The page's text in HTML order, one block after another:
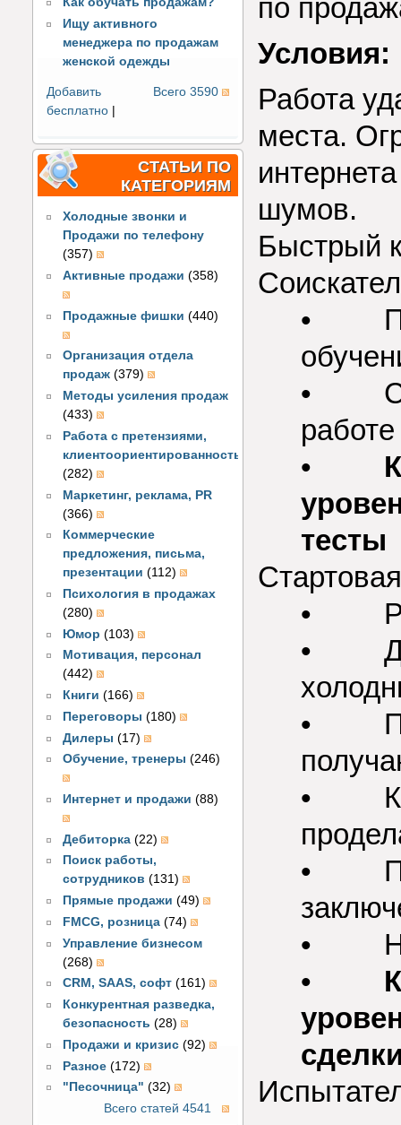
Ищу активного
менеджера по продажам
женской одежды
Всего 3590
Добавить
бесплатно |
СТАТЬИ ПО
КАТЕГОРИЯМ
Холодные звонки и
Продажи по телефону
(357)
Активные продажи (358)
Продажные фишки (440)
Организация отдела
продаж (379)
Методы усиления продаж
(433)
Работа с претензиями,
клиентоориентированность
(282)
Маркетинг, реклама, PR
(366)
Коммерческие
предложения, письма,
презентации (112)
Психология в продажах
(280)
Юмор (103)
Мотивация, персонал
(442)
Книги (166)
Переговоры (180)
Дилеры (17)
Обучение, тренеры (246)
Интернет и продажи (88)
Дебиторка (22)
Поиск работы,
сотрудников (131)
Прямые продажи (49)
FMCG, розница (74)
Управление бизнесом
(268)
CRM, SAAS, софт (161)
Конкурентная разведка,
безопасность (28)
Продажи и кризис (92)
Разное (172)
"Песочница" (32)
Всего статей 4541
по
Условия:
Работа
места.
шумов.
Быстрый
•
•
работе
•
тесты
•
•
•
•
•
• Не
•